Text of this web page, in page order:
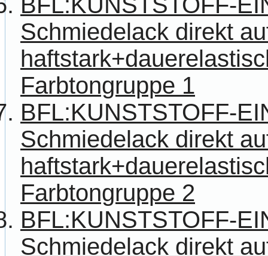
Schmiedelack direkt
Farbtongruppe 1
BFL:KUNSTSTOFF-
Schmiedelack direkt
Farbtongruppe 2
BFL:KUNSTSTOFF-
Schmiedelack direkt